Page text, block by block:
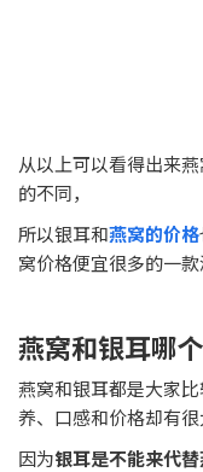
从以上可以看得出来
的不同，
所以银耳和燕窝的价格
窝价格便宜很多的一款
燕窝和银耳哪
燕窝和银耳都是大家
养、口感和价格却有很
因为银耳是不能来代